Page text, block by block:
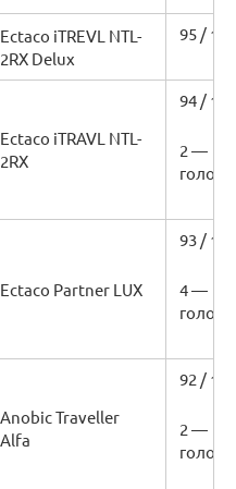
Ectaco iTREVL NTL-
2RX Delux
95 / 100
Ectaco iTRAVL NTL-
2RX
94 / 100
2 —
голоса
Ectaco Partner LUX
93 / 100
4 —
голоса
Anobic Traveller
Alfa
92 / 100
2 —
голоса